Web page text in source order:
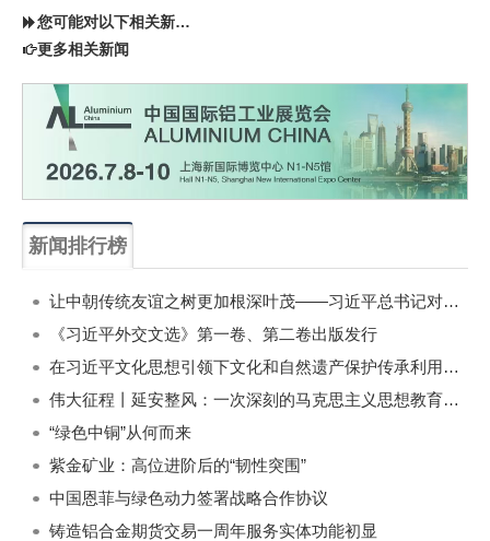
您可能对以下相关新闻同样感兴趣
更多相关新闻
新闻排行榜
让中朝传统友谊之树更加根深叶茂——习近平总书记对朝鲜进行国事访问纪实
《习近平外交文选》第一卷、第二卷出版发行
在习近平文化思想引领下文化和自然遗产保护传承利用工作开创新局面
伟大征程丨延安整风：一次深刻的马克思主义思想教育运动
“绿色中铜”从何而来
紫金矿业：高位进阶后的“韧性突围”
中国恩菲与绿色动力签署战略合作协议
铸造铝合金期货交易一周年服务实体功能初显